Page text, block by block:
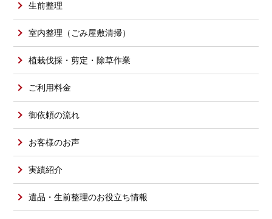
生前整理
室内整理（ごみ屋敷清掃）
植栽伐採・剪定・除草作業
ご利用料金
御依頼の流れ
お客様のお声
実績紹介
遺品・生前整理のお役立ち情報